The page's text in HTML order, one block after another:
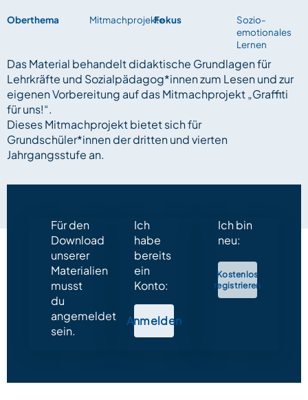
Oberthema MitmachprojekteFokus
Sozio-
emotionales
Lernen
Das Material behandelt didaktische Grundlagen für
Lehrkräfte und Sozialpädagog*innen zum Lesen und zur
eigenen Vorbereitung auf das Mitmachprojekt „Graffiti
für uns!“.
Dieses Mitmachprojekt bietet sich für
Grundschüler*innen der dritten und vierten
Jahrgangsstufe an.
Für den
Download
unserer
Materialien
musst
du
angemeldet
sein.
Ich
habe
bereits
ein
Konto:
Anmelden
Ich bin
neu:
Kostenlos
registrieren